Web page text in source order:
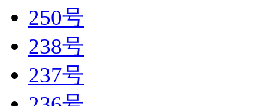
250号
238号
237号